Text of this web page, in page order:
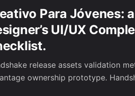
Para Jóvenes: a
UI/UX
release assets validation
ownership prototype.